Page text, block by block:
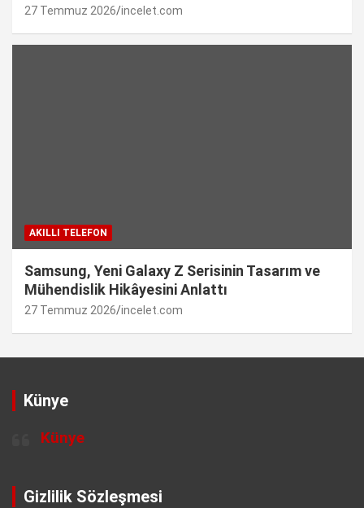
27 Temmuz 2026 incelet.com
AKILLI TELEFON
Samsung, Yeni Galaxy Z Serisinin Tasarım ve
Mühendislik Hikâyesini Anlattı
27 Temmuz 2026 incelet.com
Künye
Künye
Gizlilik Sözleşmesi